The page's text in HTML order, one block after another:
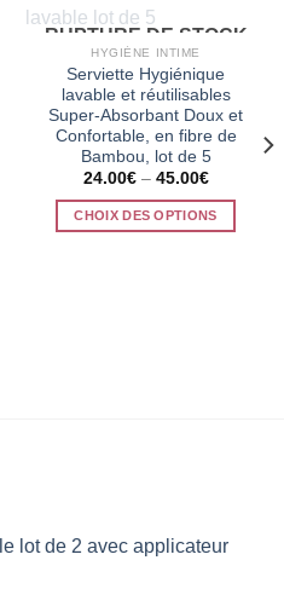
RUPTURE DE STOCK
HYGIÈNE INTIME
Serviette Hygiénique
lavable et réutilisables
Super-Absorbant Doux et
Confortable, en fibre de
Bambou, lot de 5
24.00€– 45.00€
CHOIX DES OPTIONS
page
lot de 2 avec applicateur